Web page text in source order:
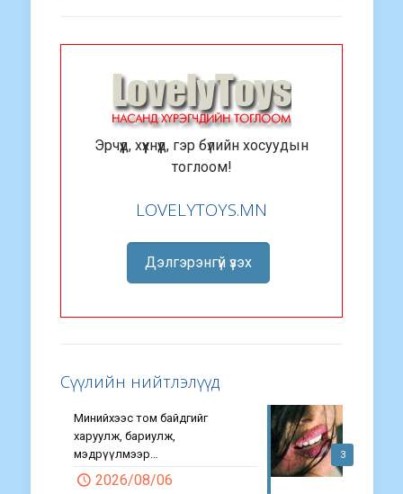
Эрчүүд, хүүхнүүд, гэр бүлийн хосуудын
тоглоом!
LOVELYTOYS.MN
Дэлгэрэнгүй үзэх
Сүүлийн нийтлэлүүд
3
Минийхээс том байдгийг
харуулж, бариулж,
мэдрүүлмээр…
2026/08/06